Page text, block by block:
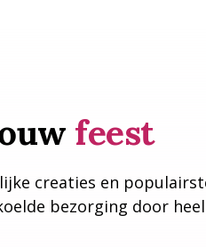
feest
creaties en
bezorging door